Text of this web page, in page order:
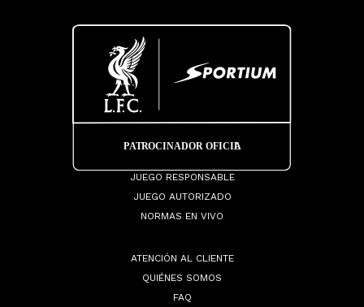
JUEGO RESPONSABLE
JUEGO AUTORIZADO
NORMAS EN VIVO
ATENCIÓN AL CLIENTE
QUIÉNES SOMOS
FAQ